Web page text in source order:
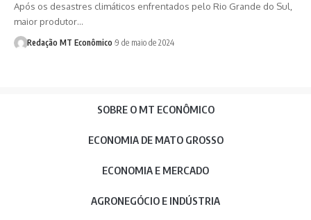
Após os desastres climáticos enfrentados pelo Rio Grande do Sul,
maior produtor…
Redação MT Econômico 9 de maio de 2024
SOBRE O MT ECONÔMICO
ECONOMIA DE MATO GROSSO
ECONOMIA E MERCADO
AGRONEGÓCIO E INDÚSTRIA